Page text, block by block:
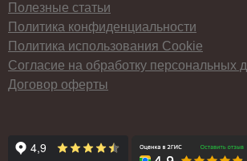
Полезные статьи
Политика конфиденциальности
Политика использования Cookie
Согласие на обработку персональных
Договор оферты